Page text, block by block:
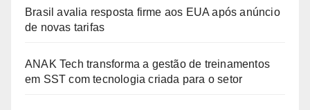
Brasil avalia resposta firme aos EUA após anúncio
de novas tarifas
ANAK Tech transforma a gestão de treinamentos
em SST com tecnologia criada para o setor